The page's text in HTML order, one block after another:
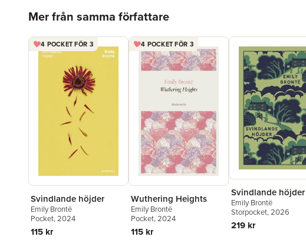
Mer från samma författare
4 POCKET FÖR 3
Svindlande höjder
Emily Brontë
Pocket, 2024
115 kr
4 POCKET FÖR 3
Wuthering Heights
Emily Brontë
Pocket, 2024
115 kr
Svindlande höjder
Emily Brontë
Storpocket, 2026
219 kr